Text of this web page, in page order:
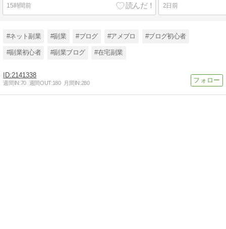
15時間前 2日前
#ネット副業 #副業 #ブログ #アメブロ #ブログ初心者
#副業初心者 #副業ブログ #在宅副業
2141338
週間IN:70 週間OUT:180 月間IN:280